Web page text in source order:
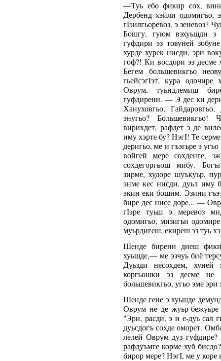
―Туь ебо фикир сох,
Дербенд хэйли одомигъо,
гIэилгьоревоз, э зеневоз?
Бошгу, гуюм вэхуьшди э
гуфдири эз товуней
хурде хурек нисди, эри
гоф?! Ки восдори эз десме
Бегем большевикгьо
гьейсэгIэт, кура
Оврум, туьндлемиш
гуфдирени. — Э дес ки
Хануховгьо,
энугьо? Большевикгьо!
вирихдет, рафдет э де
иму хэрте бу? НэгI! Те
деригьо, ме и гъэгьре э
войгей мере сохденге,
сохдегоргьош мибу.
зирме, худоре шуъкуьр,
энме кес нисди, дуьл иму
экин еки бошим. Эзини
бире дес нисе доре... —
гIэре туьш э меревоз
одомигьо, мизигьи
муьрдигеш, екиреш эз туь
Шенде бирени диеш
хуьшде,— ме эзчуь биё
Дуьзди несохдем, хуней
коргьошки эз десме не
большевикгьо, угьо эме эри
Шенде гене э хуьшде
Оврум не де жуьр-бежуьре
"Эри, расди, э и е-дуь сал
дуьсдогъ сохде оморет.
лелей Оврум дуз
рафдуъмге корме хуб
бирор мере? НэгI, ме у коре